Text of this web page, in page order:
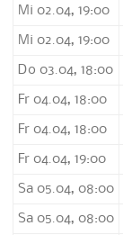
Mi 02.04, 19:00
Mi 02.04, 19:00
Do 03.04, 18:00
Fr 04.04, 18:00
Fr 04.04, 18:00
Fr 04.04, 19:00
Sa 05.04, 08:00
Sa 05.04, 08:00